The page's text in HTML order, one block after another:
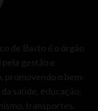
de Basto é o órgão
gestão e
promovendo o bem-
saúde, educação,
transportes,